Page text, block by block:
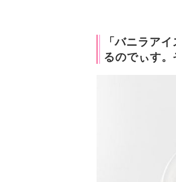
「バニラア
るのでぃす。